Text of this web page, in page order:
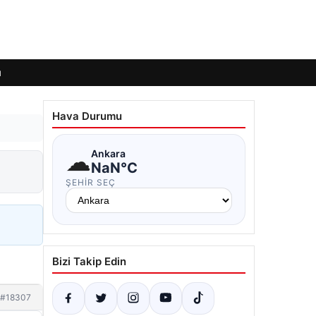
#18307
Hava Durumu
☁Ankara
NaN°C
ŞEHIR SEÇ
Bizi Takip Edin